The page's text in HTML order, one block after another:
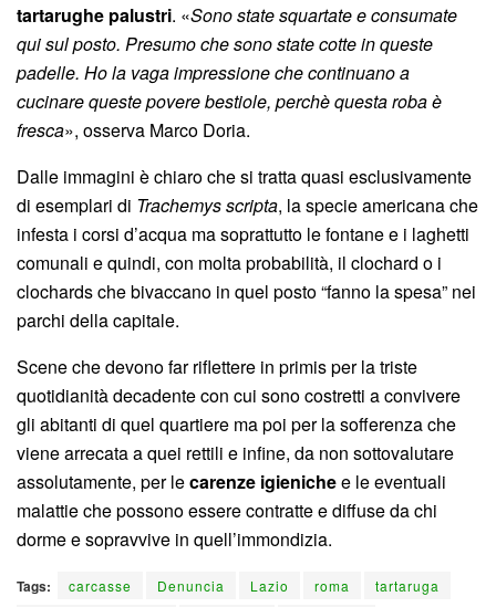
tartarughe palustri. «Sono state squartate e consumate
qui sul posto. Presumo che sono state cotte in queste
padelle. Ho la vaga impressione che continuano a
cucinare queste povere bestiole, perchè questa roba è
fresca», osserva Marco Doria.
Dalle immagini è chiaro che si tratta quasi esclusivamente
di esemplari di Trachemys scripta, la specie americana che
infesta i corsi d’acqua ma soprattutto le fontane e i laghetti
comunali e quindi, con molta probabilità, il clochard o i
clochards che bivaccano in quel posto “fanno la spesa” nei
parchi della capitale.
Scene che devono far riflettere in primis per la triste
quotidianità decadente con cui sono costretti a convivere
gli abitanti di quel quartiere ma poi per la sofferenza che
viene arrecata a quei rettili e infine, da non sottovalutare
assolutamente, per lecarenze igienichee le eventuali
malattie che possono essere contratte e diffuse da chi
dorme e sopravvive in quell’immondizia.
Tags: carcasse Denuncia Lazio roma
tartaruga